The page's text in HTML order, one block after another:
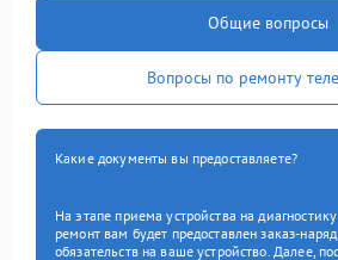
Общие вопросы
Вопросы по ремонту
Какие документы вы предоставляете?
На этапе приема устройства на
ремонт вам будет предоставлен заказ-
обязательств на ваше устройство. Далее,